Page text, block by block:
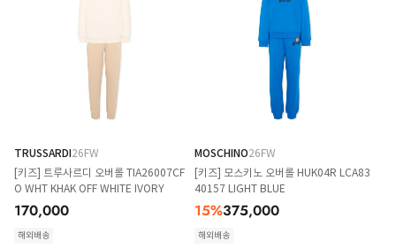
TRUSSARDI26FW
[키즈] 트루사르디 오버롤 TIA26007CF
O WHT KHAK OFF WHITE IVORY
170,000
해외배송
MOSCHINO26FW
[키즈] 모스키노 오버롤 HUK04R LCA83
40157 LIGHT BLUE
15%375,000
해외배송